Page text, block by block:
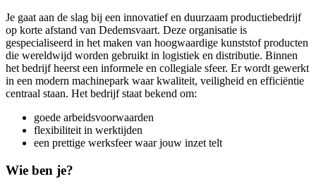
Je gaat aan de slag bij een innovatief en duurzaam productiebedrijf
op korte afstand van Dedemsvaart. Deze organisatie is
gespecialiseerd in het maken van hoogwaardige kunststof producten
die wereldwijd worden gebruikt in logistiek en distributie. Binnen
het bedrijf heerst een informele en collegiale sfeer. Er wordt gewerkt
in een modern machinepark waar kwaliteit, veiligheid en efficiëntie
centraal staan. Het bedrijf staat bekend om:
goede arbeidsvoorwaarden
flexibiliteit in werktijden
een prettige werksfeer waar jouw inzet telt
Wie ben je?